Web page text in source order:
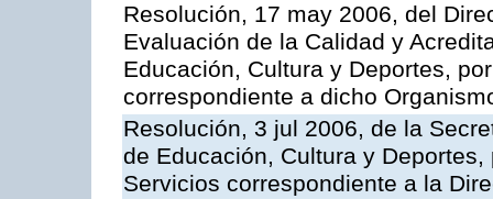
Resolución, 17 may 2006, del
Evaluación de la Calidad y
Educación, Cultura y Deportes,
correspondiente a dicho
Resolución, 3 jul 2006, de la
de Educación, Cultura y
Servicios correspondiente a la